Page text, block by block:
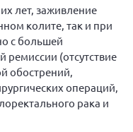
НКО
лет, заживление
колите, так и при
с большей
(отсутствие
обострений,
операций,
рака и